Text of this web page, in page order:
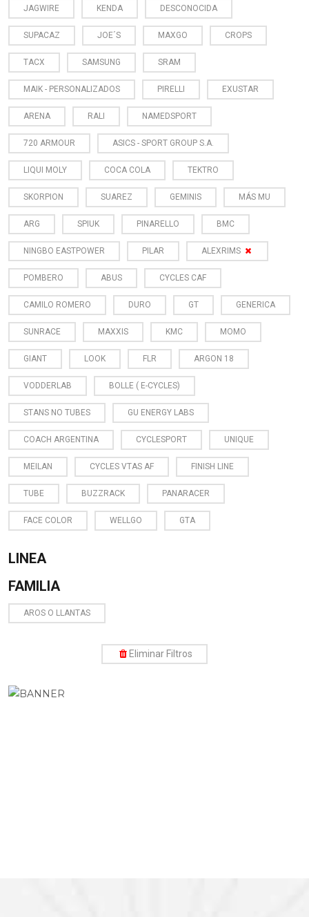
JAGWIRE KENDA DESCONOCIDA
SUPACAZ JOE´S MAXGO CROPS
TACX SAMSUNG SRAM
MAIK - PERSONALIZADOS PIRELLI EXUSTAR
ARENA RALI NAMEDSPORT
720 ARMOUR ASICS - SPORT GROUP S.A.
LIQUI MOLY COCA COLA TEKTRO
SKORPION SUAREZ GEMINIS MÁS MU
ARG SPIUK PINARELLO BMC
NINGBO EASTPOWER PILAR ALEXRIMS
POMBERO ABUS CYCLES CAF
CAMILO ROMERO DURO GT GENERICA
SUNRACE MAXXIS KMC MOMO
GIANT LOOK FLR ARGON 18
VODDERLAB BOLLE ( E-CYCLES)
STANS NO TUBES GU ENERGY LABS
COACH ARGENTINA CYCLESPORT UNIQUE
MEILAN CYCLES VTAS AF FINISH LINE
TUBE BUZZRACK PANARACER
FACE COLOR WELLGO GTA
LINEA
FAMILIA
AROS O LLANTAS
Eliminar Filtros